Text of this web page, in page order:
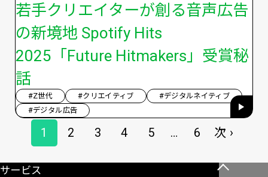
若手クリエイターが創る音声広告
の新境地 Spotify Hits
2025「Future Hitmakers」受賞秘
話
#Z世代 #クリエイティブ
#デジタルネイティブ
#デジタル広告
ペ
1
ペ
2
ペ
3
ペ
4
ペ
5 …
最
6
次
次 ›
こ
サービス